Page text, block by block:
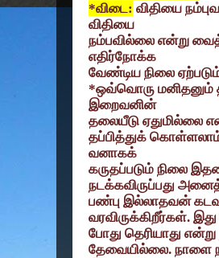
*விடை: விதியை
விதியை
நம்பவில்லை என்று
எதிர்நோக்க
வேண்டிய நிலை
*ஒவ்வொரு மனிதனும்
இறைவனின்
தலையீடு ஏதுமில்லை
தப்பித்துக்
வனாகக்
கருதப்படும் நிலை
நடக்கவிருப்பது
பண்பு இல்லாதவன்
வரவிருக்கிறீர்கள்.
போது தெரியாது
தேவையில்லை. நாளை